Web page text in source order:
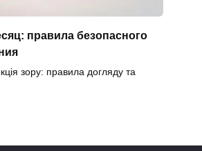
правила безопасного
зору: правила догляду та